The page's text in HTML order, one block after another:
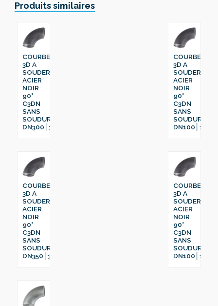
Produits similaires
COURBE
3D A
SOUDER
ACIER
NOIR
90°
C3DN
SANS
SOUDURE
DN300│323.9
COURBE
3D A
SOUDER
ACIER
NOIR
90°
C3DN
SANS
SOUDURE
DN100│114.3
COURBE
3D A
SOUDER
ACIER
NOIR
90°
C3DN
SANS
SOUDURE
DN350│355.6
COURBE
3D A
SOUDER
ACIER
NOIR
90°
C3DN
SANS
SOUDURE
DN100│133